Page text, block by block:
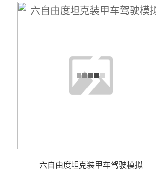
六自由度坦克装甲车驾驶模拟